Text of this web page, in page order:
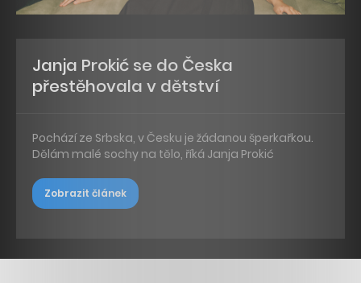
Janja Prokić se do Česka
přestěhovala v dětství
Pochází ze Srbska, v Česku je žádanou šperkařkou.
Dělám malé sochy na tělo, říká Janja Prokić
Zobrazit článek